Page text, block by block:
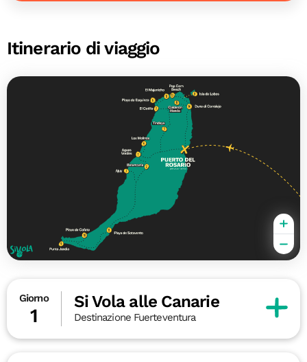
Itinerario di viaggio
Giorno
1
Si Vola alle Canarie
Destinazione Fuerteventura